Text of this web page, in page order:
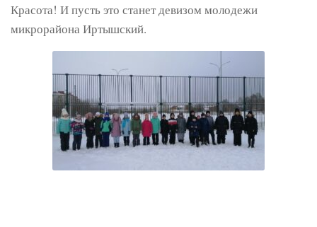
Красота! И пусть это станет девизом молодежи
микрорайона Иртышский.